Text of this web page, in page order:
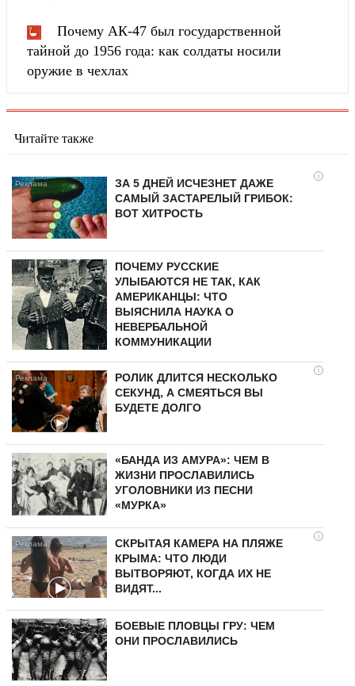
Почему АК-47 был государственной
тайной до 1956 года: как солдаты носили
оружие в чехлах
Читайте также
i
ЗА 5 ДНЕЙ ИСЧЕЗНЕТ ДАЖЕ
САМЫЙ ЗАСТАРЕЛЫЙ ГРИБОК:
ВОТ ХИТРОСТЬ
ПОЧЕМУ РУССКИЕ
УЛЫБАЮТСЯ НЕ ТАК, КАК
АМЕРИКАНЦЫ: ЧТО
ВЫЯСНИЛА НАУКА О
НЕВЕРБАЛЬНОЙ
КОММУНИКАЦИИ
i
РОЛИК ДЛИТСЯ НЕСКОЛЬКО
СЕКУНД, А СМЕЯТЬСЯ ВЫ
БУДЕТЕ ДОЛГО
«БАНДА ИЗ АМУРА»: ЧЕМ В
ЖИЗНИ ПРОСЛАВИЛИСЬ
УГОЛОВНИКИ ИЗ ПЕСНИ
«МУРКА»
i
СКРЫТАЯ КАМЕРА НА ПЛЯЖЕ
КРЫМА: ЧТО ЛЮДИ
ВЫТВОРЯЮТ, КОГДА ИХ НЕ
ВИДЯТ...
БОЕВЫЕ ПЛОВЦЫ ГРУ: ЧЕМ
ОНИ ПРОСЛАВИЛИСЬ